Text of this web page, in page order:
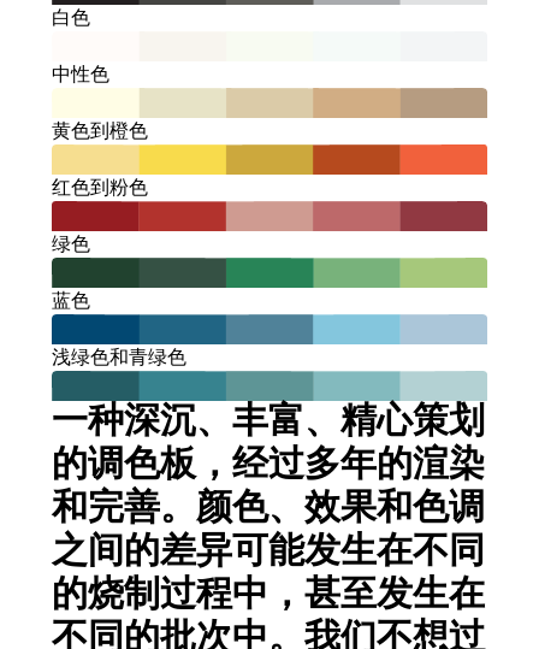
白色
中性色
黄色到橙色
红色到粉色
绿色
蓝色
浅绿色和青绿色
一种深沉、丰富、精心策划
的调色板，经过多年的渲染
和完善。颜色、效果和色调
之间的差异可能发生在不同
的烧制过程中，甚至发生在
不同的批次中。我们不想过